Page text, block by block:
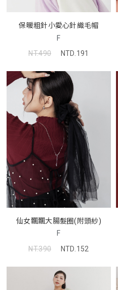
保暖粗針小愛心針織毛帽
F
NT.490
NTD.191
仙女飄飄大腸髮圈(附頭紗)
F
NT.390
NTD.152